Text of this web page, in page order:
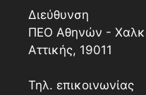
Διεύθυνση
ΠΕΟ Αθηνών -
Αττικής, 19011
Τηλ. επικοινωνίας